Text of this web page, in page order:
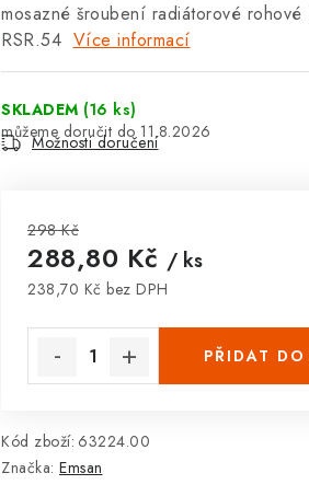
mosazné šroubení radiátorové
RSR.54 Více informací
SKLADEM (16 ks)
11.8.2026
Možnosti doručení
298 Kč
288,80 Kč / ks
238,70 Kč bez DPH
PŘIDAT
Kód zboží: 63224.00
Značka: Emsan